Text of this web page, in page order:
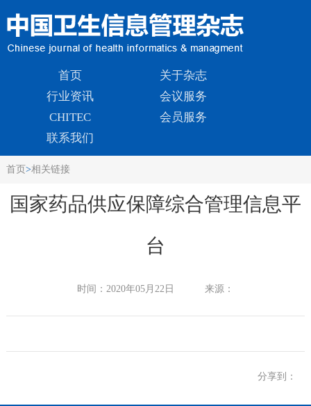
首页
关于杂志
行业资讯
会议服务
CHITEC
会员服务
联系我们
首页 >相关链接
国家药品供应保障综合管理信息平
台
时间： 2020年05月22日 来源：
分享到：